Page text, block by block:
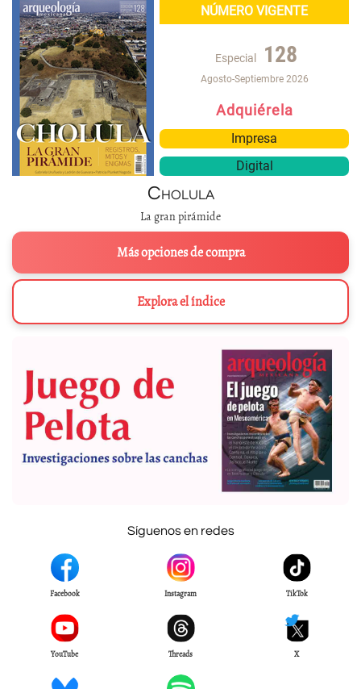
NÚMERO VIGENTE
Especial 128
Agosto-Septiembre 2026
Adquiérela
Impresa
Digital
Cholula
La gran pirámide
Más opciones de compra
Explora el índice
Síguenos en redes
Facebook Instagram TikTok
YouTube Threads X